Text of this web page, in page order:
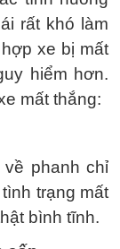
rất khó làm
xe bị mất
hiểm hơn.
mất thắng:
phanh chỉ
trạng mất
bình tĩnh.